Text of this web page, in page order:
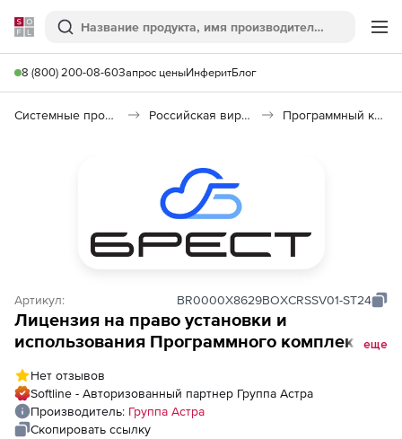
Softline
Поиск
8 (800) 200-08-60Запрос ценыИнферитБлог
Системные программы Российская виртуализация (Импортозамещение) Программный комплекс «Средства виртуализации «БРЕСТ»»
Артикул: BR0000Х8629BOXCRSSV01-ST24
Лицензия на право установки и
использования Программного комплекса
РДЦП.10001-02, для Linux и Windows (Брест
Корпоратив), способ передачи BOX, до 2
сокетов с неограниченным количеством
еще
Нет отзывов
Softline - Авторизованный партнер Группа Астра
Производитель: Группа Астра
Скопировать ссылку